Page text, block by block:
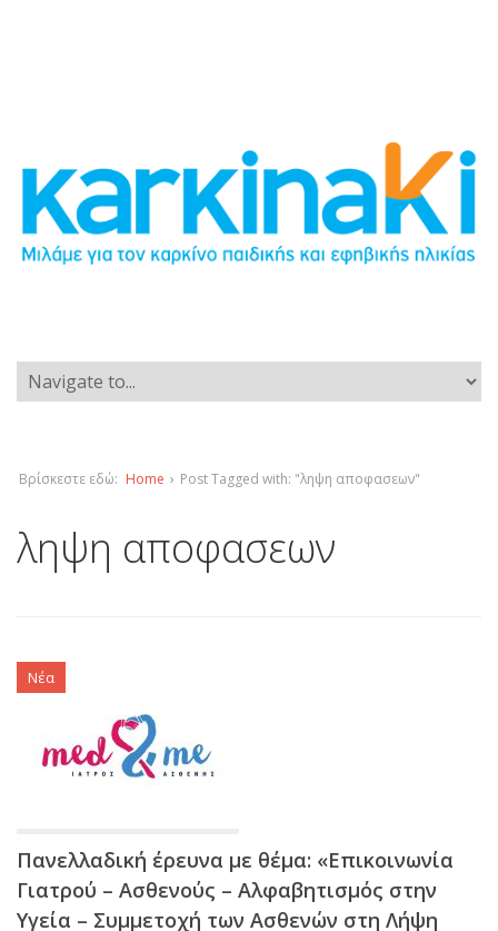
Βρίσκεστε εδώ: Home › Post Tagged with: "ληψη αποφασεων"
ληψη αποφασεων
Νέα
Πανελλαδική έρευνα με θέμα: «Επικοινωνία
Γιατρού – Ασθενούς – Αλφαβητισμός στην
Υγεία – Συμμετοχή των Ασθενών στη Λήψη